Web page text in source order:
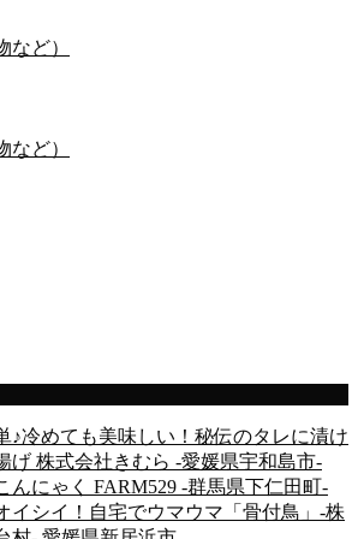
など）
など）
♪冷めても美味しい！秘伝のタレに漬け
げ 株式会社きむら -愛媛県宇和島市-
んにゃく FARM529 -群馬県下仁田町-
イシイ！自宅でウマウマ「骨付鳥」-株